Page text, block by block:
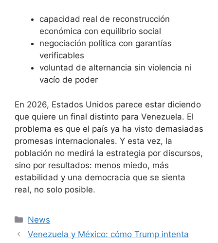
capacidad real de reconstrucción
económica con equilibrio social
negociación política con garantías
verificables
voluntad de alternancia sin violencia ni
vacío de poder
En 2026, Estados Unidos parece estar diciendo
que quiere un final distinto para Venezuela. El
problema es que el país ya ha visto demasiadas
promesas internacionales. Y esta vez, la
población no medirá la estrategia por discursos,
sino por resultados: menos miedo, más
estabilidad y una democracia que se sienta
real, no solo posible.
Categories
News
Venezuela y México: cómo Trump intenta